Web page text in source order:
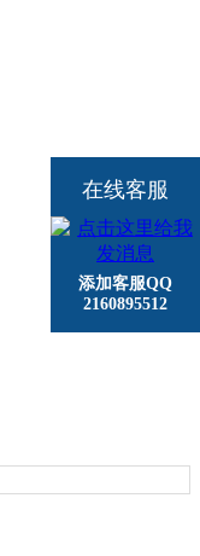
在线客服
添加客服QQ
2160895512